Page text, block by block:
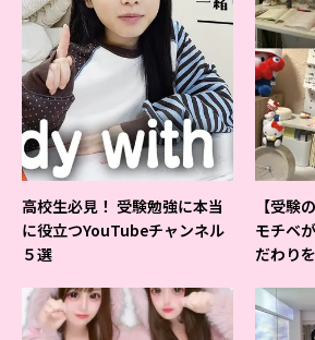
高校生必見！ 受験勉強に本当
に役立つYouTubeチャンネル
５選
【受験
モチベ
だわり